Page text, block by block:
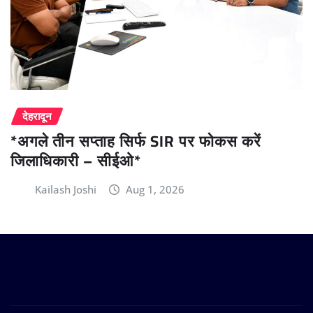
देहरादून
*अगले तीन सप्ताह सिर्फ SIR पर फोकस करें
जिलाधिकारी – सीईओ*
Kailash Joshi Aug 1, 2026